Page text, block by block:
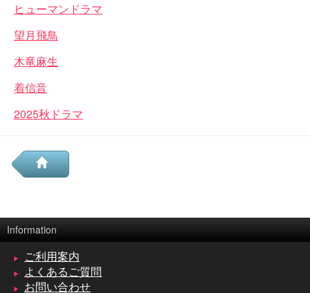
ヒューマンドラマ
望月飛鳥
木竜麻生
着信音
2025秋ドラマ
Information
ご利用案内
よくあるご質問
お問い合わせ